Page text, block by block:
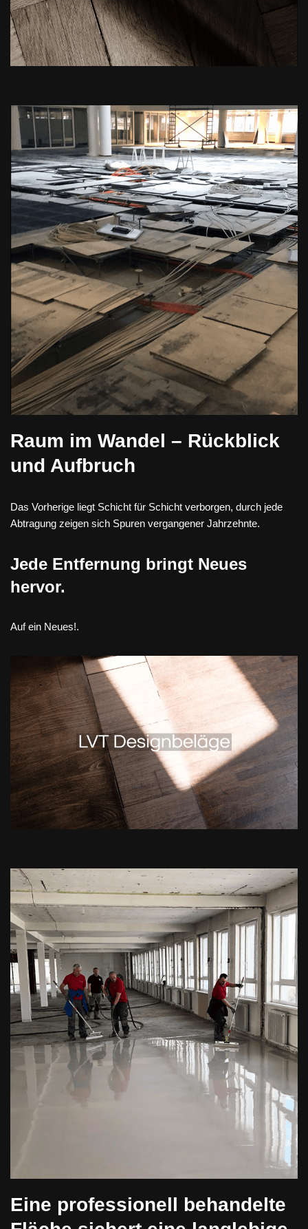
Raum im Wandel – Rückblick
und Aufbruch
Das Vorherige liegt Schicht für Schicht verborgen, durch jede
Abtragung zeigen sich Spuren vergangener Jahrzehnte.
Jede Entfernung bringt Neues
hervor.
Auf ein Neues!.
Eine professionell behandelte